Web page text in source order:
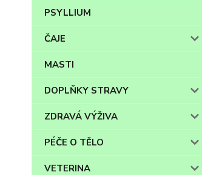
PSYLLIUM
ČAJE
MASTI
DOPLŇKY STRAVY
ZDRAVÁ VÝŽIVA
PÉČE O TĚLO
VETERINA